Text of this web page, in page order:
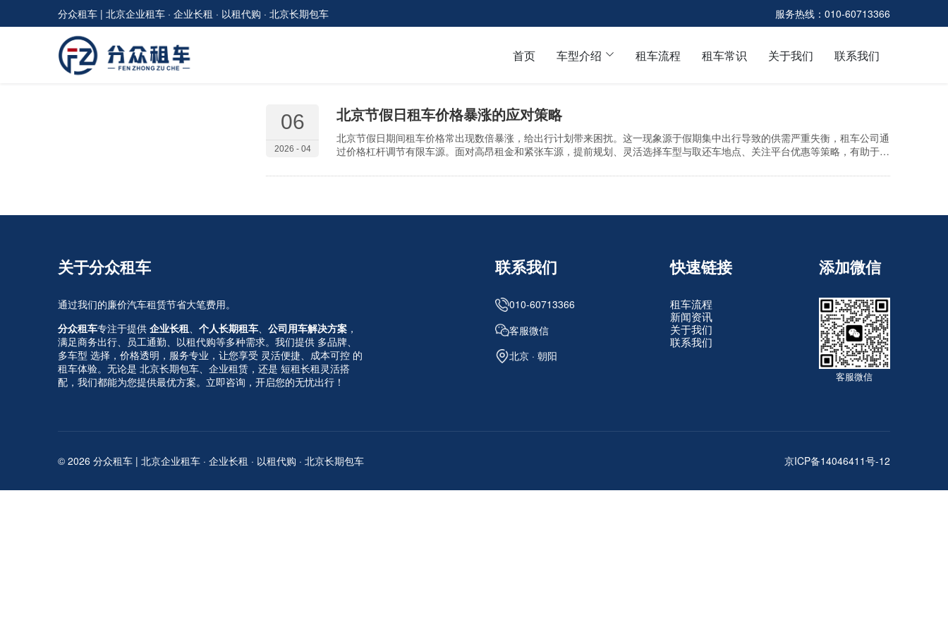
分众租车 | 北京企业租车 · 企业长租 · 以租代购 · 北京长期包车 服务热线：010-60713366
首页 车型介绍 租车流程 租车常识 关于我们 联系我们
06
2026 - 04
北京节假日租车价格暴涨的应对策略
北京节假日期间租车价格常出现数倍暴涨，给出行计划带来困扰。这一现象源于假期集中出行导致的供需严重失衡，租车公司通
过价格杠杆调节有限车源。面对高昂租金和紧张车源，提前规划、灵活选择车型与取还车地点、关注平台优惠等策略，有助于在
关于分众租车
通过我们的廉价汽车租赁节省大笔费用。
分众租车专注于提供 企业长租、 个人长期租车、 公司用车解决方案 ，
满足商务出行、员工通勤、以租代购等多种需求。我们提供 多品牌、
多车型 选择，价格透明，服务专业，让您享受 灵活便捷、成本可控 的
租车体验。无论是 北京长期包车、企业租赁，还是 短租长租灵活搭
配，我们都能为您提供最优方案。立即咨询，开启您的无忧出行！
联系我们
010-60713366
客服微信
北京 · 朝阳
快速链接
租车流程
新闻资讯
关于我们
联系我们
添加微信
客服微信
© 2026 分众租车 | 北京企业租车 · 企业长租 · 以租代购 · 北京长期包车 京ICP备14046411号-12